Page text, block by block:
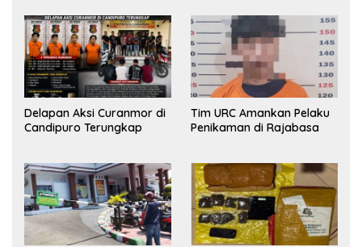
Delapan Aksi Curanmor di
Candipuro Terungkap
Tim URC Amankan Pelaku
Penikaman di Rajabasa